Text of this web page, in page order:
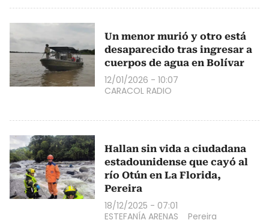
Un menor murió y otro está
desaparecido tras ingresar a
cuerpos de agua en Bolívar
12/01/2026 - 10:07
CARACOL RADIO
Hallan sin vida a ciudadana
estadounidense que cayó al
río Otún en La Florida,
Pereira
18/12/2025 - 07:01
ESTEFANÍA ARENAS
Pereira